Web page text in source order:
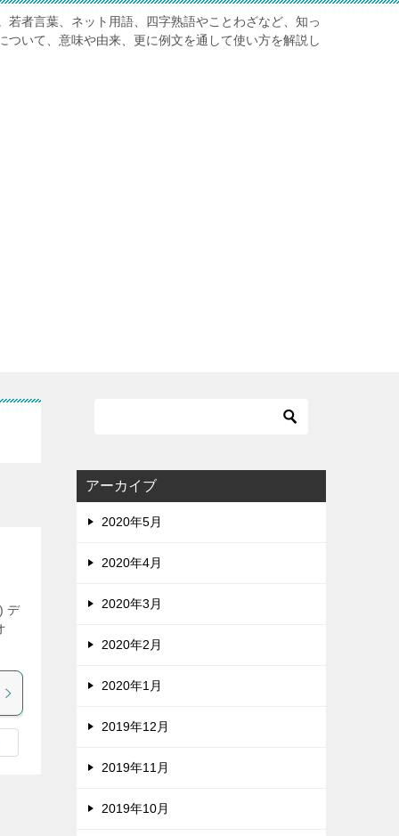
若者言葉、ネット用語、四字熟語やことわざなど、知っ
ついて、意味や由来、更に例文を通して使い方を解説し
デ
アーカイブ
2020年5月
2020年4月
2020年3月
2020年2月
2020年1月
2019年12月
2019年11月
2019年10月